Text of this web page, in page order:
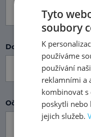
Do jazyka
Očekávané datum
Tyto
soubory
K
používáme
používání
reklamními a
kombinovat
poskytli nebo
jejich služeb.